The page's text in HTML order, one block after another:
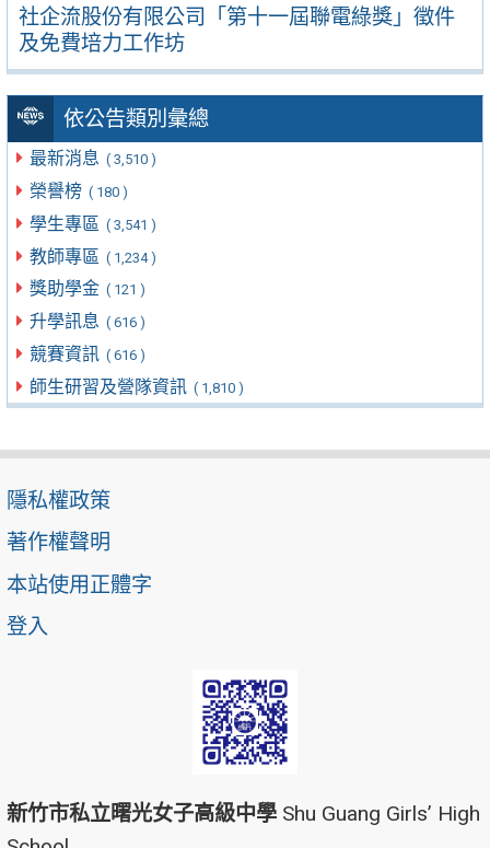
社企流股份有限公司「第十一屆聯電綠獎」徵件
及免費培力工作坊
依公告類別彙總
最新消息 ( 3,510 )
榮譽榜 ( 180 )
學生專區 ( 3,541 )
教師專區 ( 1,234 )
獎助學金 ( 121 )
升學訊息 ( 616 )
競賽資訊 ( 616 )
師生研習及營隊資訊 ( 1,810 )
隱私權政策
著作權聲明
本站使用正體字
登入
新竹市私立曙光女子高級中學 Shu Guang Girls’ High